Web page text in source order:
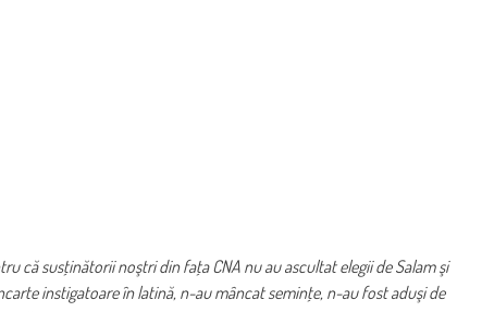
că susţinătorii noştri din faţa CNA nu au ascultat elegii de Salam şi
instigatoare în latină, n-au mâncat seminţe, n-au fost aduşi de